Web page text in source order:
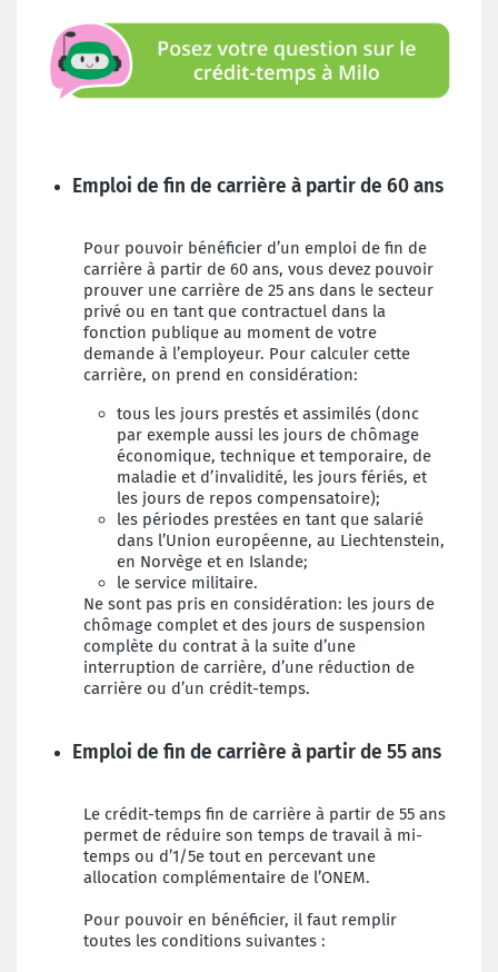
Emploi de fin de carrière à partir de 60 ans
Pour pouvoir bénéficier d’un emploi de fin de
carrière à partir de 60 ans, vous devez pouvoir
prouver une carrière de 25 ans dans le secteur
privé ou en tant que contractuel dans la
fonction publique au moment de votre
demande à l’employeur. Pour calculer cette
carrière, on prend en considération:
tous les jours prestés et assimilés (donc
par exemple aussi les jours de chômage
économique, technique et temporaire, de
maladie et d’invalidité, les jours fériés, et
les jours de repos compensatoire);
les périodes prestées en tant que salarié
dans l’Union européenne, au Liechtenstein,
en Norvège et en Islande;
le service militaire.
Ne sont pas pris en considération: les jours de
chômage complet et des jours de suspension
complète du contrat à la suite d’une
interruption de carrière, d’une réduction de
carrière ou d’un crédit-temps.
Emploi de fin de carrière à partir de 55 ans
Le crédit-temps fin de carrière à partir de 55 ans
permet de réduire son temps de travail à mi-
temps ou d’1/5e tout en percevant une
allocation complémentaire de l’ONEM.
Pour pouvoir en bénéficier, il faut remplir
toutes les conditions suivantes :